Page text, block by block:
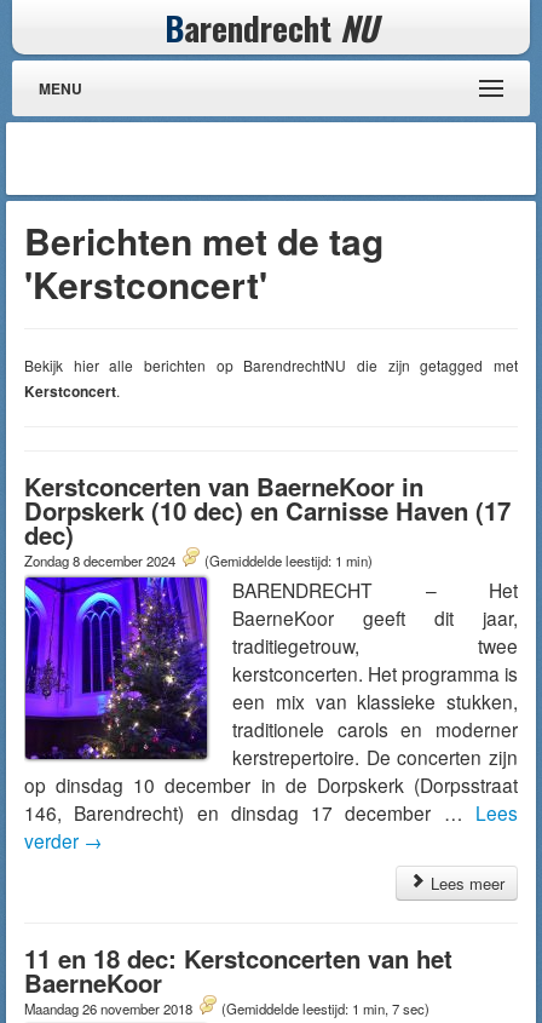
Barendrecht NU
MENU
Berichten met de tag
'Kerstconcert'
Bekijk hier alle berichten op BarendrechtNU die zijn getagged met
Kerstconcert.
Kerstconcerten van BaerneKoor in
Dorpskerk (10 dec) en Carnisse Haven (17
dec)
Zondag 8 december 2024 (Gemiddelde leestijd: 1 min)
BARENDRECHT – Het
BaerneKoor geeft dit jaar,
traditiegetrouw, twee
kerstconcerten. Het programma is
een mix van klassieke stukken,
traditionele carols en moderner
kerstrepertoire. De concerten zijn
op dinsdag 10 december in de Dorpskerk (Dorpsstraat
146, Barendrecht) en dinsdag 17 december … Lees
verder →
Lees meer
11 en 18 dec: Kerstconcerten van het
BaerneKoor
Maandag 26 november 2018 (Gemiddelde leestijd: 1 min, 7 sec)